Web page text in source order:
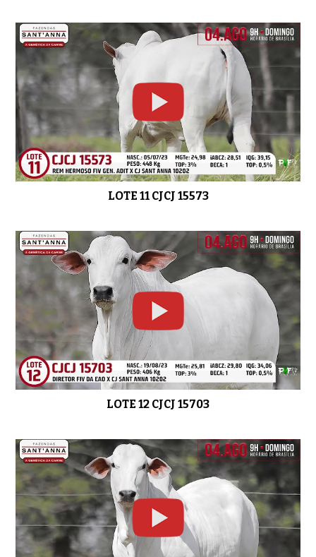
LOTE 11 CJCJ 15573
LOTE 12 CJCJ 15703